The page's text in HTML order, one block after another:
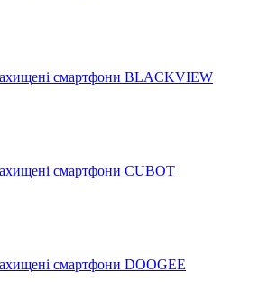
смартфони BLACKVIEW
смартфони CUBOT
смартфони DOOGEE